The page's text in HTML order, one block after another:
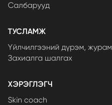
Салбарууд
ТУСЛАМЖ
Үйлчилгээний дүрэм, журам
Захиалга шалгах
ХЭРЭГЛЭГЧ
Skin coach